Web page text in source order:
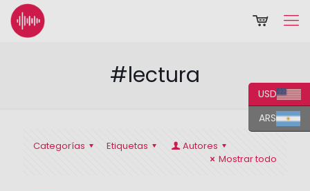
#lectura
Categorías Etiquetas
Autores
Mostrar todo
USD
ARS